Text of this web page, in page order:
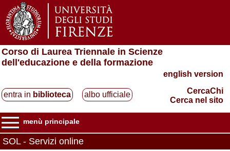
Corso di Laurea Triennale in Scienze
dell'educazione e della formazione
english version
entra in biblioteca albo ufficiale
CercaChi
Cerca nel sito
menù principale
SOL - Servizi online